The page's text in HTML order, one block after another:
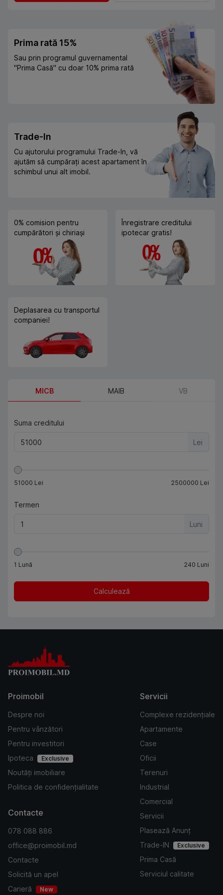
Prima rată 15%
Sau prin programul guvernamental
"Prima Casă" cu doar 10% prima rată
Trade-In
Cu ajutorului programului Trade-In, vă
ajutăm să cumpărați acest apartament în
schimbul unui alt imobil.
0% comision pentru
cumpărători și chiriași
Înregistrare creditului
ipotecar gratis!
Deplasarea cu transportul
companiei!
MICB MAIB VB
Suma creditului
Lei
51000 Lei 2500000 Lei
Termen
Luni
1 Lună 240 Luni
Calculează
Proimobil
Despre noi
Pentru vânzători
Pentru investitori
Ipoteca
Exclusive
Noutăți imobiliare
Politica de confidențialitate
Servicii
Complexe rezidențiale
Apartamente
Case
Oficii
Terenuri
Industrial
Comercial
Servicii
Plasează Anunț
Trade-IN
Exclusive
Prima Casă
Serviciul calitate
Contacte
078 088 886
office@proimobil.md
Contacte
Solicită un apel
Carieră
New